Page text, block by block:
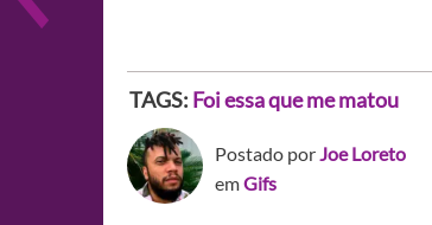
TAGS: Foi essa que me matou
Postado porJoe Loreto
emGifs